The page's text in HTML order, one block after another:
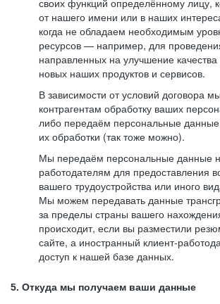
своих функций определённому лицу,
от нашего имени или в наших
когда не обладаем необходимым
ресурсов — например, для
направленных на улучшение
новых наших продуктов и сервисов.
В зависимости от условий договора
контрагентам обработку ваших
либо передаём персональные данные
их обработки (так тоже можно).
Мы передаём персональные данные
работодателям для предоставления
вашего трудоустройства или иного
Мы можем передавать данные
за пределы страны вашего
происходит, если вы разместили
сайте, а иностранный клиент-
доступ к нашей базе данных.
5. Откуда мы получаем ваши данные